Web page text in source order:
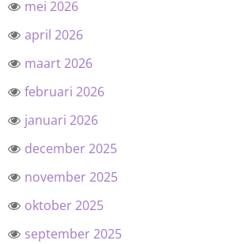
mei 2026
april 2026
maart 2026
februari 2026
januari 2026
december 2025
november 2025
oktober 2025
september 2025